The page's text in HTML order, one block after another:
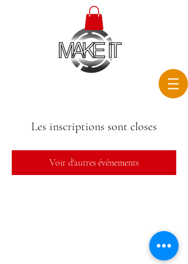
Les inscriptions sont closes
Voir d'autres événements